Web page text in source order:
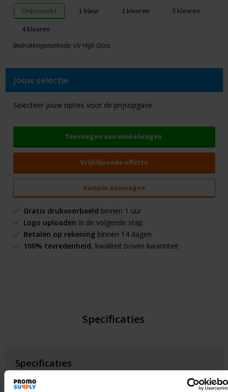
Onbewerkt 1 2
3
4
Bedrukkingsmethode: UV High Gloss
Jouw selectie
Selecteer jouw opties voor de prijsopgave.
Toevoegen aan winkelwagen
Vrijblijvende offerte
Sample aanvragen
Gratis drukvoorbeeld binnen 1 uur
Logo uploaden in de volgende stap
Betalen op rekeningbinnen 14 dagen
100% tevredenheid, kwaliteit boven kwantiteit
Specificaties
Specificaties
Inhoud